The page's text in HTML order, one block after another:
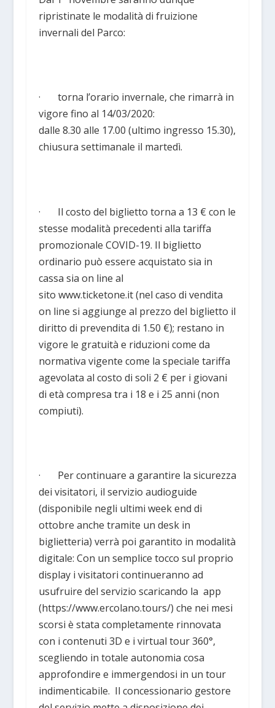
ripristinate le modalità di fruizione
invernali del Parco:
· torna l’orario invernale, che rimarrà in
vigore fino al 14/03/2020:
dalle 8.30 alle 17.00 (ultimo ingresso 15.30),
chiusura settimanale il martedì.
· Il costo del biglietto torna a 13 € con le
stesse modalità precedenti alla tariffa
promozionale COVID-19. Il biglietto
ordinario può essere acquistato sia in
cassa sia on line al
sito www.ticketone.it (nel caso di vendita
on line si aggiunge al prezzo del biglietto il
diritto di prevendita di 1.50 €); restano in
vigore le gratuità e riduzioni come da
normativa vigente come la speciale tariffa
agevolata al costo di soli 2 € per i giovani
di età compresa tra i 18 e i 25 anni (non
compiuti).
· Per continuare a garantire la sicurezza
dei visitatori, il servizio audioguide
(disponibile negli ultimi week end di
ottobre anche tramite un desk in
biglietteria) verrà poi garantito in modalità
digitale: Con un semplice tocco sul proprio
display i visitatori continueranno ad
usufruire del servizio scaricando la app
(https://www.ercolano.tours/) che nei mesi
scorsi è stata completamente rinnovata
con i contenuti 3D e i virtual tour 360°,
scegliendo in totale autonomia cosa
approfondire e immergendosi in un tour
indimenticabile. Il concessionario gestore